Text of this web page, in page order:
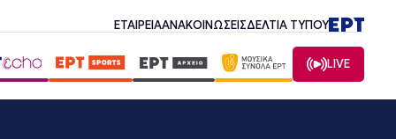
ΕΤΑΙΡΕΙΑΑΝΑΚΟΙΝΩΣΕΙΣΔΕΛΤΙΑ ΤΥΠΟΥ
LIVE